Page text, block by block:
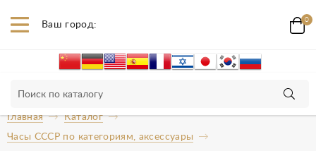
Ваш город: 0
Главная
Каталог
Часы СССР по категориям, аксессуары